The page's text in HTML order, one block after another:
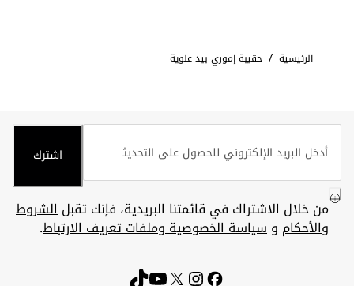
الرئيسية / حقيبة إموري بيد علوية
اشترك
من خلال الاشتراك في قائمتنا البريدية، فإنك تقبلالشروط
والأحكام وسياسة الخصوصية وملفات تعريف الارتباط.